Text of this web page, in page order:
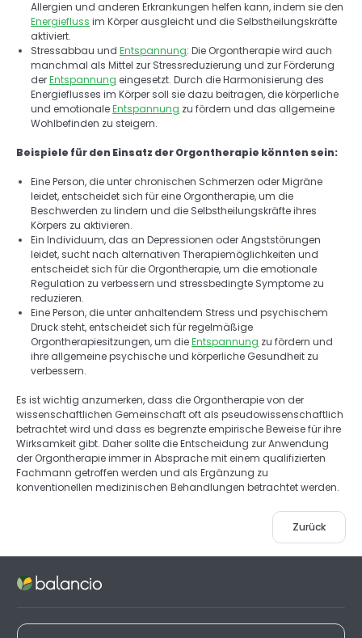
Energiefluss im Körper ausgleicht und die Selbstheilungskräfte
aktiviert.
Stressabbau und Entspannung: Die Orgontherapie wird auch
manchmal als Mittel zur Stressreduzierung und zur Förderung
der Entspannung eingesetzt. Durch die Harmonisierung des
Energieflusses im Körper soll sie dazu beitragen, die körperliche
und emotionale Entspannung zu fördern und das allgemeine
Wohlbefinden zu steigern.
Beispiele für den Einsatz der Orgontherapie könnten sein:
Eine Person, die unter chronischen Schmerzen oder Migräne
leidet, entscheidet sich für eine Orgontherapie, um die
Beschwerden zu lindern und die Selbstheilungskräfte ihres
Körpers zu aktivieren.
Ein Individuum, das an Depressionen oder Angststörungen
leidet, sucht nach alternativen Therapiemöglichkeiten und
entscheidet sich für die Orgontherapie, um die emotionale
Regulation zu verbessern und stressbedingte Symptome zu
reduzieren.
Eine Person, die unter anhaltendem Stress und psychischem
Druck steht, entscheidet sich für regelmäßige
Orgontherapiesitzungen, um die Entspannung zu fördern und
ihre allgemeine psychische und körperliche Gesundheit zu
verbessern.
Es ist wichtig anzumerken, dass die Orgontherapie von der
wissenschaftlichen Gemeinschaft oft als pseudowissenschaftlich
betrachtet wird und dass es begrenzte empirische Beweise für ihre
Wirksamkeit gibt. Daher sollte die Entscheidung zur Anwendung
der Orgontherapie immer in Absprache mit einem qualifizierten
Fachmann getroffen werden und als Ergänzung zu
konventionellen medizinischen Behandlungen betrachtet werden.
Zurück